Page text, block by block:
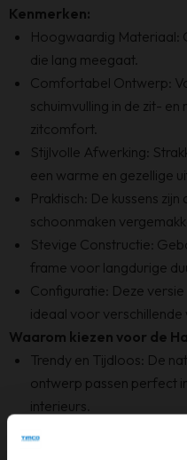
Kenmerken:
Hoogwaardig Materiaal:
die lang meegaat.
Comfortabel Ontwerp:
schuimvulling in de zit-
zitcomfort.
Stijlvolle Afwerking:
een warme en gezellige
Praktisch: De kussens
schoonmaken
Stevige Constructie:
frame voor langdurige
Configuratie: Deze
ideaal voor verschillende
Waarom kiezen voor de
Trendy en Tijdloos: De
ontwerp passen perfect
interieurs.
Ruimtebesparend: